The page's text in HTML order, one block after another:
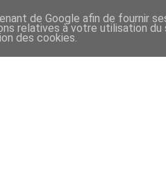
de Google afin de fournir
relatives à votre utilisation
des cookies.